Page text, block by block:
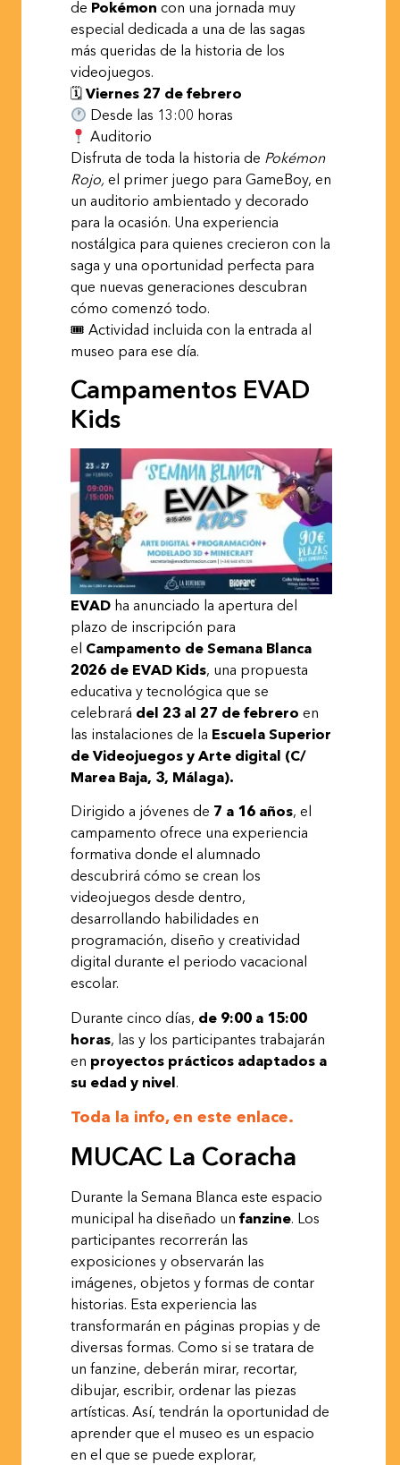
de Pokémon con una jornada muy
especial dedicada a una de las sagas
más queridas de la historia de los
videojuegos.
🗓 Viernes 27 de febrero
Desde las 13:00 horas
Auditorio
Disfruta de toda la historia de Pokémon
Rojo, el primer juego para GameBoy, en
un auditorio ambientado y decorado
para la ocasión. Una experiencia
nostálgica para quienes crecieron con la
saga y una oportunidad perfecta para
que nuevas generaciones descubran
cómo comenzó todo.
🎟 Actividad incluida con la entrada al
museo para ese día.
Campamentos EVAD
Kids
EVAD ha anunciado la apertura del
plazo de inscripción para
el Campamento de Semana Blanca
2026 de EVAD Kids, una propuesta
educativa y tecnológica que se
celebrará del 23 al 27 de febrero en
las instalaciones de la Escuela Superior
de Videojuegos y Arte digital (C/
Marea Baja, 3, Málaga).
Dirigido a jóvenes de 7 a 16 años, el
campamento ofrece una experiencia
formativa donde el alumnado
descubrirá cómo se crean los
videojuegos desde dentro,
desarrollando habilidades en
programación, diseño y creatividad
digital durante el periodo vacacional
escolar.
Durante cinco días, de 9:00 a 15:00
horas, las y los participantes trabajarán
en proyectos prácticos adaptados a
su edad y nivel.
Toda la info, en este enlace.
MUCAC La Coracha
Durante la Semana Blanca este espacio
municipal ha diseñado un fanzine. Los
participantes recorrerán las
exposiciones y observarán las
imágenes, objetos y formas de contar
historias. Esta experiencia las
transformarán en páginas propias y de
diversas formas. Como si se tratara de
un fanzine, deberán mirar, recortar,
dibujar, escribir, ordenar las piezas
artísticas. Así, tendrán la oportunidad de
aprender que el museo es un espacio
en el que se puede explorar,